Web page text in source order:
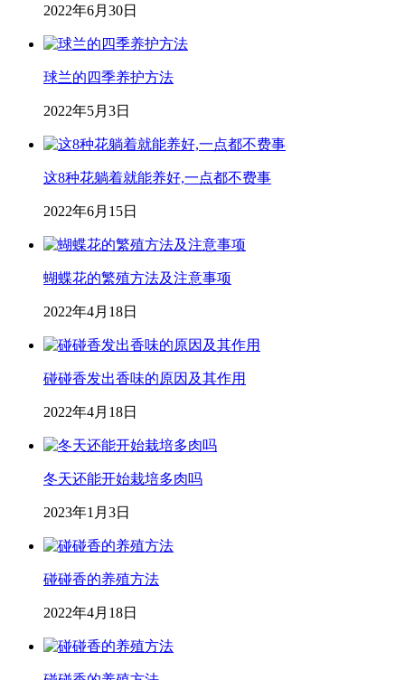
2022年6月30日
球兰的四季养护方法
2022年5月3日
这8种花躺着就能养好,一点都不费事
2022年6月15日
蝴蝶花的繁殖方法及注意事项
2022年4月18日
碰碰香发出香味的原因及其作用
2022年4月18日
冬天还能开始栽培多肉吗
2023年1月3日
碰碰香的养殖方法
2022年4月18日